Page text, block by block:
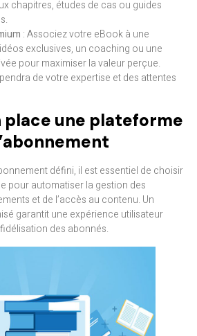
chapitres, études de cas ou guides
: Associez votre eBook à une
exclusives, un coaching ou une
pour maximiser la valeur perçue.
de votre expertise et des attentes
place une plateforme
défini, il est essentiel de choisir
pour automatiser la gestion des
et de l’accès au contenu. Un
garantit une expérience utilisateur
des abonnés.